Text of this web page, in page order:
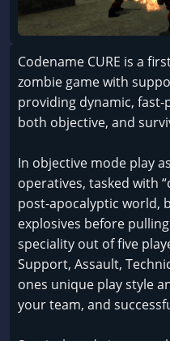
Codename CURE is a
zombie game with
providing dynamic,
both objective, and
In objective mode play
operatives, tasked with
post-apocalyptic world,
explosives before
speciality out of five
Support, Assault,
ones unique play style
your team, and